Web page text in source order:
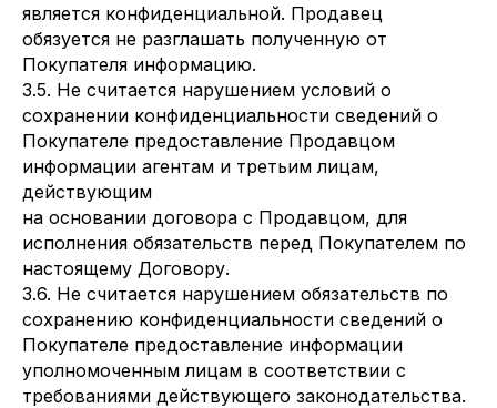
является конфиденциальной. Продавец
обязуется не разглашать полученную от
Покупателя информацию.
3.5. Не считается нарушением условий о
сохранении конфиденциальности сведений о
Покупателе предоставление Продавцом
информации агентам и третьим лицам,
действующим
на основании договора с Продавцом, для
исполнения обязательств перед Покупателем по
настоящему Договору.
3.6. Не считается нарушением обязательств по
сохранению конфиденциальности сведений о
Покупателе предоставление информации
уполномоченным лицам в соответствии с
требованиями действующего законодательства.